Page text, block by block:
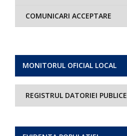
MONITORUL OFICIAL LOCAL
REGISTRUL DATORIEI PUBLICE
COMUNICARI ACCEPTARE